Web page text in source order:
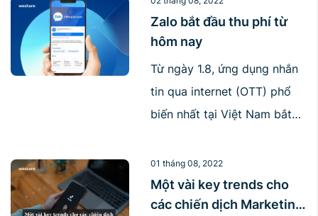
đã phủ sóng khắp thế giới
bằng công nghệ AI tích hợp
trò chuyện của nó. Điều này
khiến cho ChatGPT trở thành
ứng dụng cho người [...]
Zalo bắt đầu thu phí từ
hôm nay
Từ ngày 1.8, ứng dụng nhắn
tin qua internet (OTT) phổ
biến nhất tại Việt Nam bắt
người dùng, đồng thời cắt
giảm một số tính năng của
bản miễn phí. Như đã thông
01 tháng 08, 2022
Một vài key trends cho
các chiến dịch Marketing